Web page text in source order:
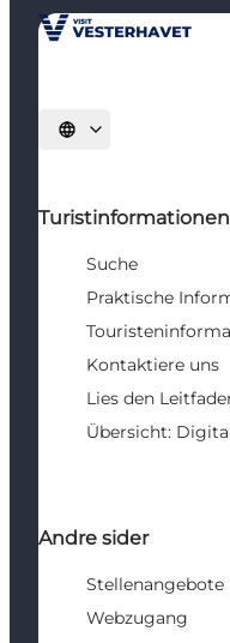
Sprache auswählen
Turistinformationen
Suche
Praktische
Kontaktiere uns
Lies den
Übersicht:
Andre sider
Stellenangebote
Webzugang